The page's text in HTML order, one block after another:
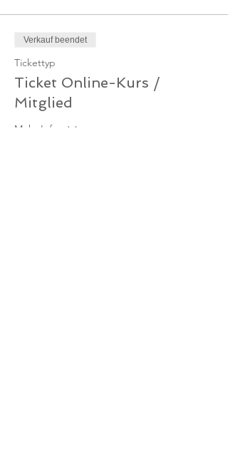
Verkauf beendet
Tickettyp
Ticket Online-Kurs /
Mitglied
Mehr Infos